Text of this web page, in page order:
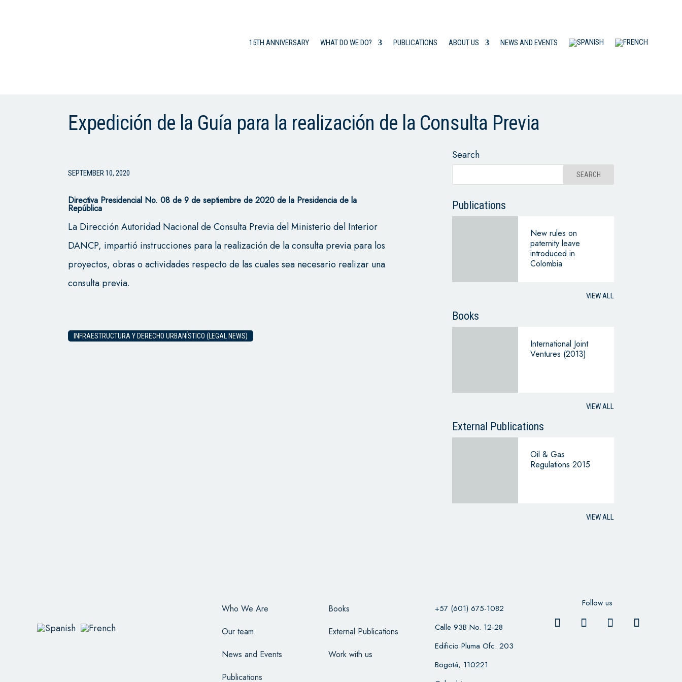
15TH ANNIVERSARY WHAT DO WE DO? PUBLICATIONS ABOUT US NEWS AND EVENTS
Expedición de la Guía para la realización de la Consulta Previa
SEPTEMBER 10, 2020
Directiva Presidencial No. 08 de 9 de septiembre de 2020 de la Presidencia de la
República
La Dirección Autoridad Nacional de Consulta Previa del Ministerio del Interior
DANCP, impartió instrucciones para la realización de la consulta previa para los
proyectos, obras o actividades respecto de las cuales sea necesario realizar una
consulta previa.
INFRAESTRUCTURA Y DERECHO URBANÍSTICO (LEGAL NEWS)
Search
Publications
New rules on
paternity leave
introduced in
Colombia
VIEW ALL
Books
International Joint
Ventures (2013)
VIEW ALL
External Publications
Oil & Gas
Regulations 2015
VIEW ALL
Who We Are
Our team
News and Events
Publications
Books
External Publications
Work with us
+57 (601) 675-1082
Calle 93B No. 12-28
Edificio Pluma Ofc. 203
Bogotá, 110221
Follow us